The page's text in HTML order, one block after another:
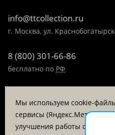
info@ttcollection.ru
г. Москва, ул.
8 (800) 301-66-86
бесплатно по РФ
пн-пт 9:00-17:00
Мы используем cookie-
сервисы (Яндекс.Метрика,
улучшения работы сайта и